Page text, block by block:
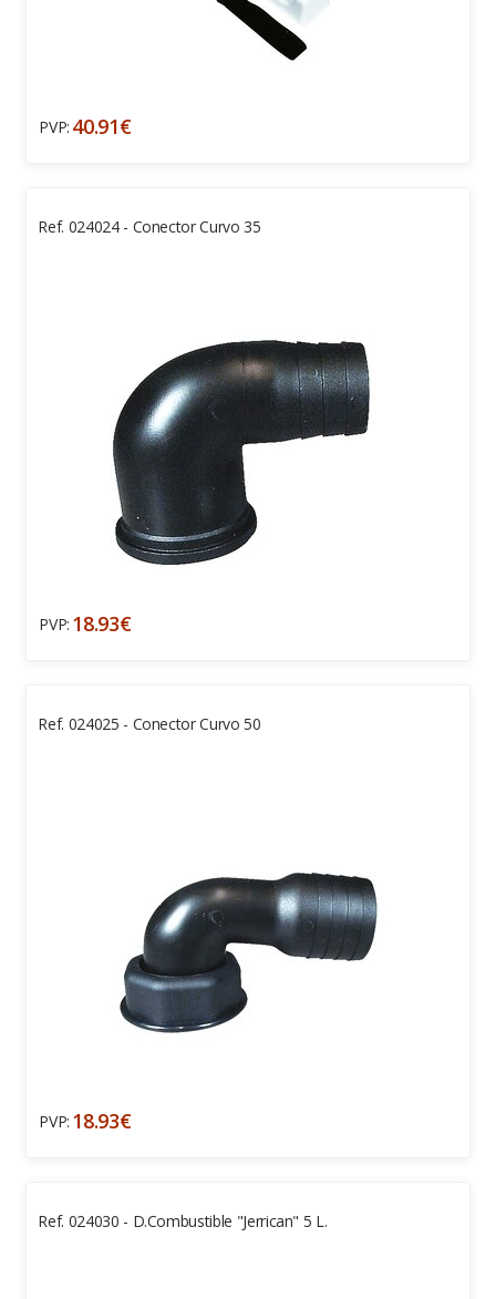
PVP: 40.91€
Ref. 024024 - Conector Curvo 35
PVP: 18.93€
Ref. 024025 - Conector Curvo 50
PVP: 18.93€
Ref. 024030 - D.combustible "Jerrican" 5 L.